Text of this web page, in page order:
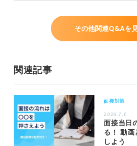
その他関連Q&Aを
関連記事
面接対策
2026.7.6
面接当日
る！ 動画
しよう